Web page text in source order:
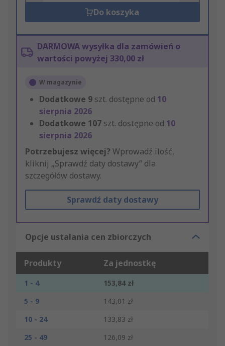
Do koszyka
DARMOWA wysyłka dla zamówień o
wartości powyżej 330,00 zł
W magazynie
Dodatkowe 9 szt. dostępne od 10
sierpnia 2026
Dodatkowe 107 szt. dostępne od 10
sierpnia 2026
Potrzebujesz więcej? Wprowadź ilość,
kliknij „Sprawdź daty dostawy” dla
szczegółów dostawy.
Sprawdź daty dostawy
Opcje ustalania cen zbiorczych
Produkty Za jednostkę
1 - 4
153,84 zł
5 - 9
143,01 zł
10 - 24
133,83 zł
25 - 49
126,09 zł